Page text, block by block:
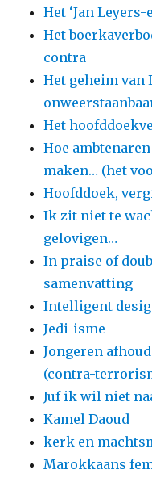
Het ‘Jan Leyers-
Het
contra
Het geheim van
Het
Hoe
maken… (het
Hoofddoek,
Ik zit niet te
gelovigen…
In praise of
samenvatting
Intelligent
Jedi-isme
Jongeren
(contra-
Juf ik wil niet
Kamel Daoud
kerk en
Marokkaans